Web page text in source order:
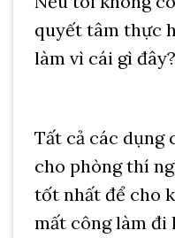
quyết tâm thực
làm vì cái gì đây?
Tất cả các dụng
cho phòng thí
tốt nhất để cho
mất công làm đi